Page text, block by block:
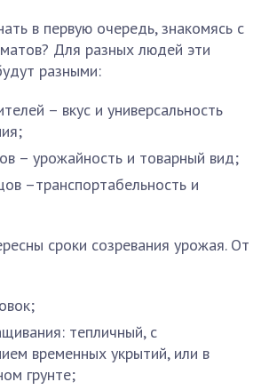
в первую очередь, знакомясь с
Для разных людей эти
разными:
– вкус и универсальность
– урожайность и товарный вид;
–транспортабельность и
сроки созревания урожая. От
тепличный, с
временных укрытий, или в
грунте;